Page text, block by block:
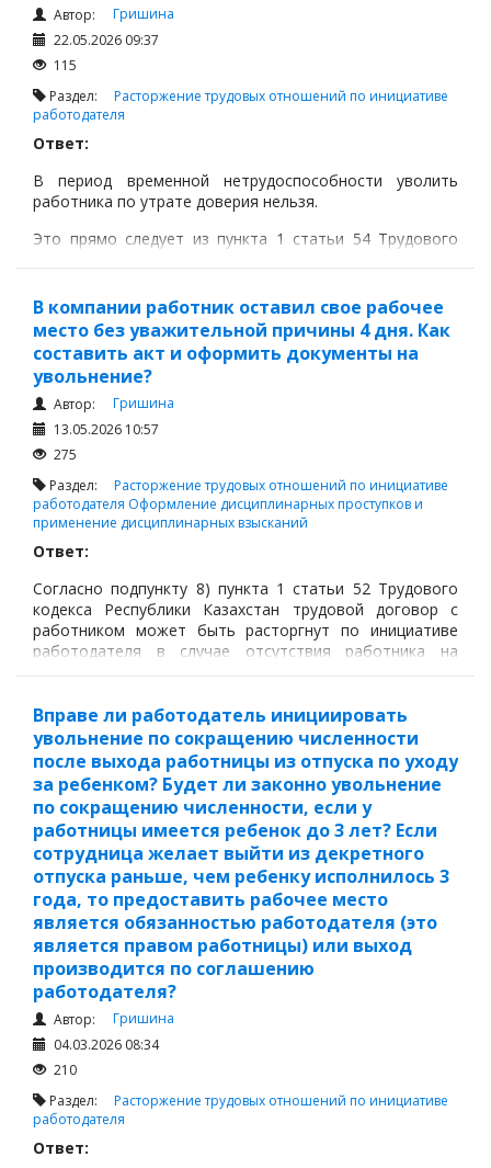
Автор:
Гришина
22.05.2026 09:37
115
Раздел: Расторжение трудовых отношений по инициативе
работодателя
Ответ:
В период временной нетрудоспособности уволить
работника по утрате доверия нельзя.
Это прямо следует из пункта 1 статьи 54 Трудового
временной нетрудоспособности работника.
В компании работник оставил свое рабочее
место без уважительной причины 4 дня. Как
составить акт и оформить документы на
увольнение?
Автор:
Гришина
13.05.2026 10:57
275
Раздел: Расторжение трудовых отношений по инициативе
работодателя Оформление дисциплинарных проступков и
применение дисциплинарных взысканий
Ответ:
Согласно подпункту 8) пункта 1 статьи 52 Трудового
кодекса Республики Казахстан трудовой договор с
работником может быть расторгнут по инициативе
работодателя в случае отсутствия работника на
работе без уважительной причины в течение трех и
Вправе ли работодатель инициировать
увольнение по сокращению численности
после выхода работницы из отпуска по уходу
за ребенком? Будет ли законно увольнение
по сокращению численности, если у
работницы имеется ребенок до 3 лет? Если
сотрудница желает выйти из декретного
отпуска раньше, чем ребенку исполнилось 3
года, то предоставить рабочее место
является обязанностью работодателя (это
является правом работницы) или выход
производится по соглашению
работодателя?
Автор:
Гришина
04.03.2026 08:34
210
Раздел: Расторжение трудовых отношений по инициативе
работодателя
Ответ: